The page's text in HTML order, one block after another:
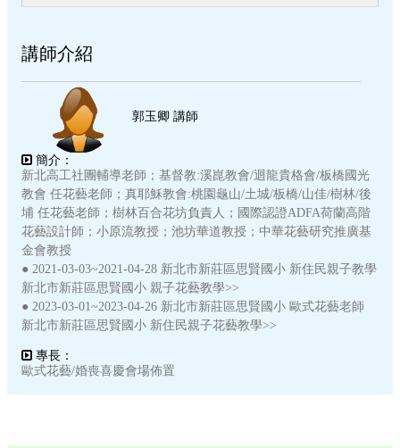
講師介紹
郭玉卿 講師
簡介：
新北高工社團輔導老師；基督教:溪崑教會/迴龍貴格會/板橋國光
教會 任花藝老師；真耶穌教會:桃園龜山/土城/板橋/山佳/樹林/後
埔 任花藝老師；樹林百合花坊負責人；國際認證ADFA荷蘭高階
花藝設計師；小原流教授；池坊華道教授；中華花藝研究推廣基
金會教授
● 2021-03-03~2021-04-28 新北市新莊區思賢國小 新住民親子教學
新北市新莊區思賢國小 親子花藝教學>>
● 2023-03-01~2023-04-26 新北市新莊區思賢國小 歐式花藝老師
新北市新莊區思賢國小 新住民親子花藝教學>>
專長：
歐式花藝/婚喪喜慶會場佈置